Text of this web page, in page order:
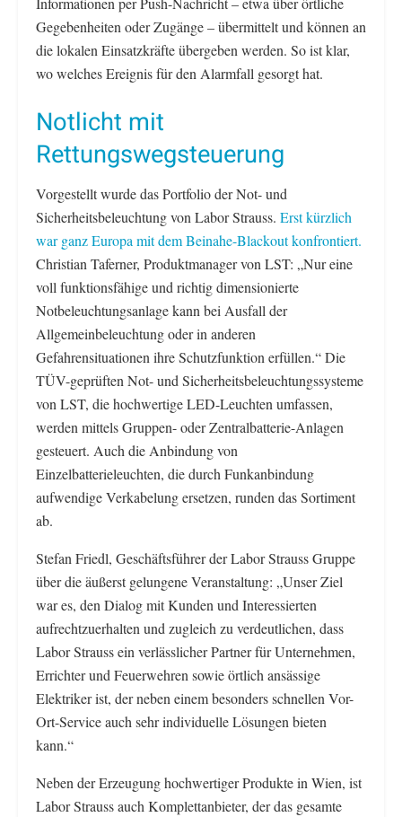
Gegebenheiten oder Zugänge – übermittelt und können an
die lokalen Einsatzkräfte übergeben werden. So ist klar,
wo welches Ereignis für den Alarmfall gesorgt hat.
Notlicht mit
Rettungswegsteuerung
Vorgestellt wurde das Portfolio der Not- und
Sicherheitsbeleuchtung von Labor Strauss. Erst kürzlich
war ganz Europa mit dem Beinahe-Blackout konfrontiert.
Christian Taferner, Produktmanager von LST: „Nur eine
voll funktionsfähige und richtig dimensionierte
Notbeleuchtungsanlage kann bei Ausfall der
Allgemeinbeleuchtung oder in anderen
Gefahrensituationen ihre Schutzfunktion erfüllen.“ Die
TÜV-geprüften Not- und Sicherheitsbeleuchtungssysteme
von LST, die hochwertige LED-Leuchten umfassen,
werden mittels Gruppen- oder Zentralbatterie-Anlagen
gesteuert. Auch die Anbindung von
Einzelbatterieleuchten, die durch Funkanbindung
aufwendige Verkabelung ersetzen, runden das Sortiment
ab.
Stefan Friedl, Geschäftsführer der Labor Strauss Gruppe
über die äußerst gelungene Veranstaltung: „Unser Ziel
war es, den Dialog mit Kunden und Interessierten
aufrechtzuerhalten und zugleich zu verdeutlichen, dass
Labor Strauss ein verlässlicher Partner für Unternehmen,
Errichter und Feuerwehren sowie örtlich ansässige
Elektriker ist, der neben einem besonders schnellen Vor-
Ort-Service auch sehr individuelle Lösungen bieten
kann.“
Neben der Erzeugung hochwertiger Produkte in Wien, ist
Labor Strauss auch Komplettanbieter, der das gesamte